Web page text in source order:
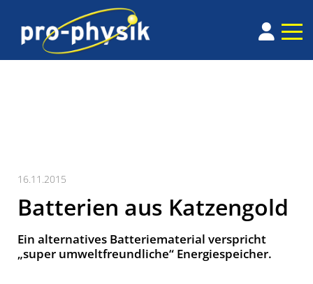
16.11.2015
Batterien aus Katzengold
Ein alter­natives Batterie­material verspricht
„super umwelt­freundliche“ Energie­speicher.